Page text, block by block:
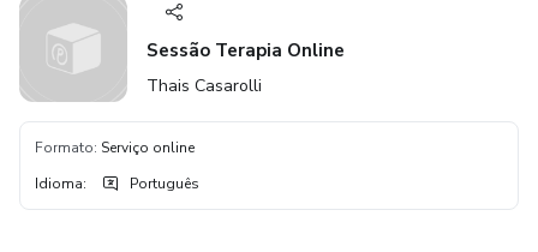
Sessão Terapia Online
Thais Casarolli
Formato: Serviço online
Idioma: Português